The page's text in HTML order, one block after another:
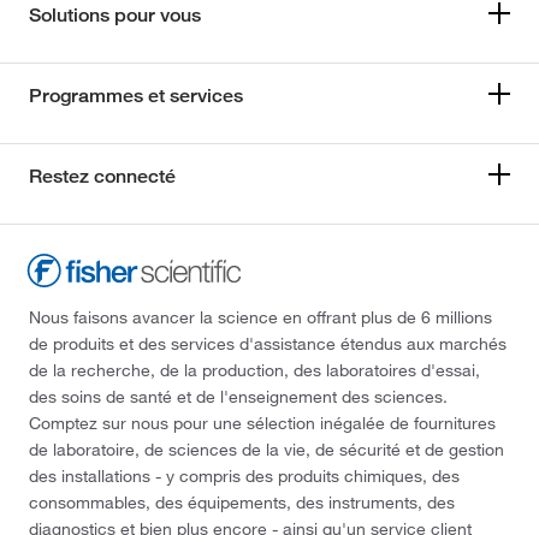
Solutions pour vous
Programmes et services
Restez connecté
Nous faisons avancer la science en offrant plus de 6 millions
de produits et des services d'assistance étendus aux marchés
de la recherche, de la production, des laboratoires d'essai,
des soins de santé et de l'enseignement des sciences.
Comptez sur nous pour une sélection inégalée de fournitures
de laboratoire, de sciences de la vie, de sécurité et de gestion
des installations - y compris des produits chimiques, des
consommables, des équipements, des instruments, des
diagnostics et bien plus encore - ainsi qu'un service client